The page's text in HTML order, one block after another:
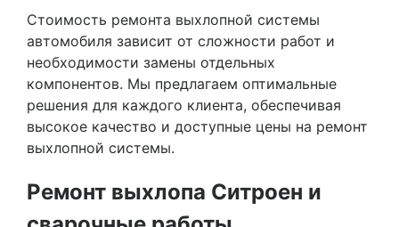
Стоимость ремонта выхлопной системы
автомобиля зависит от сложности работ и
необходимости замены отдельных
компонентов. Мы предлагаем оптимальные
решения для каждого клиента, обеспечивая
высокое качество и доступные цены на ремонт
выхлопной системы.
Ремонт выхлопа Ситроен и